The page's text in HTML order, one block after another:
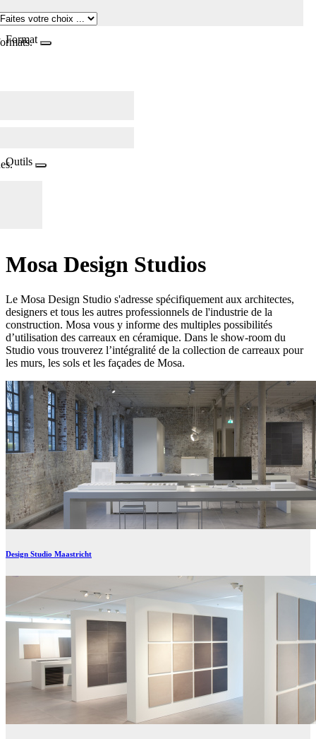
Format
Outils
Mosa Design Studios
Le Mosa Design Studio s'adresse spécifiquement aux architectes,
designers et tous les autres professionnels de l'industrie de la
construction. Mosa vous y informe des multiples possibilités
d’utilisation des carreaux en céramique. Dans le show-room du
Studio vous trouverez l’intégralité de la collection de carreaux pour
les murs, les sols et les façades de Mosa.
Design Studio Maastricht